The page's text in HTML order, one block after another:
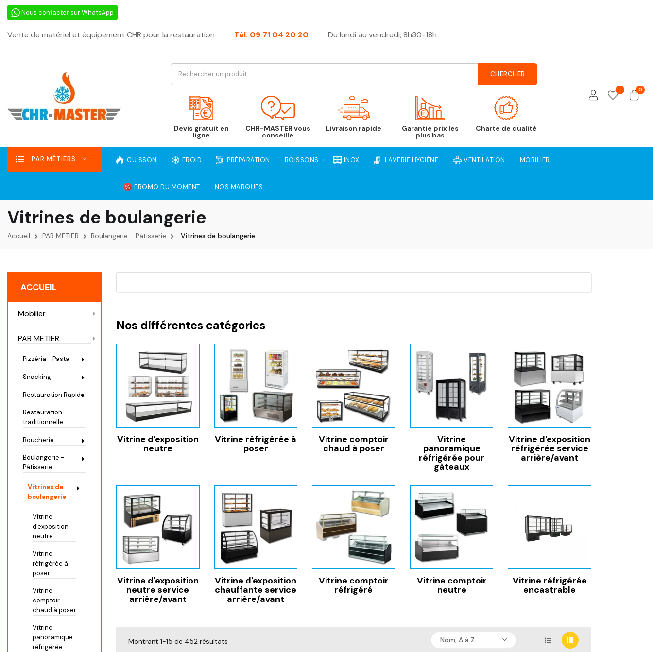
Nous contacter sur WhatsApp
Vente de matériel et équipement CHR pour la restauration Tél: 09 71 04 20 20 Du lundi au vendredi, 8h30-18h
CHERCHER
Devis gratuit en
ligne
CHR-MASTER vous
conseille
Livraison rapide Garantie prix les
plus bas
Charte de qualité
0
PAR MÉTIERS CUISSON FROID PRÉPARATION BOISSONS INOX LAVERIE HYGIÈNE VENTILATION MOBILIER
PROMO DU MOMENT NOS MARQUES
Vitrines de boulangerie
Accueil PAR METIER Boulangerie - Pâtisserie Vitrines de boulangerie
ACCUEIL
Mobilier
PAR METIER
Pizzéria - Pasta
Snacking
Restauration Rapide
Restauration
traditionnelle
Boucherie
Boulangerie -
Pâtisserie
Vitrines de
boulangerie
Vitrine
d'exposition
neutre
Vitrine
réfrigérée à
poser
Vitrine
comptoir
chaud à poser
Vitrine
panoramique
réfrigérée
Nos différentes catégories
Vitrine d'exposition
neutre
Vitrine réfrigérée à
poser
Vitrine comptoir
chaud à poser
Vitrine
panoramique
réfrigérée pour
gâteaux
Vitrine d'exposition
réfrigérée service
arrière/avant
Vitrine d'exposition
neutre service
arrière/avant
Vitrine d'exposition
chauffante service
arrière/avant
Vitrine comptoir
réfrigéré
Vitrine comptoir
neutre
Vitrine réfrigérée
encastrable
Montrant 1-15 de 452 résultats Nom, A à Z